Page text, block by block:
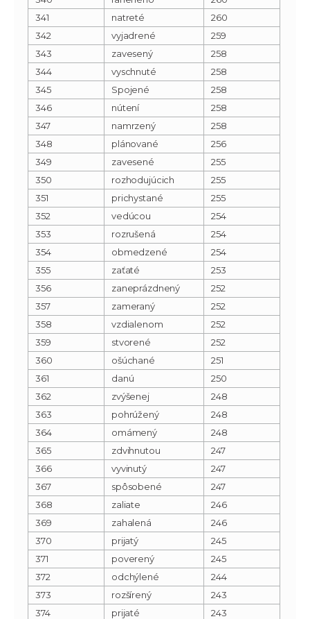
341
natreté
260
342
vyjadrené
259
343
zavesený
258
344
vyschnuté
258
345
Spojené
258
346
nútení
258
347
namrzený
258
348
plánované
256
349
zavesené
255
350
rozhodujúcich
255
351
prichystané
255
352
vedúcou
254
353
rozrušená
254
354
obmedzené
254
355
zaťaté
253
356
zaneprázdnený
252
357
zameraný
252
358
vzdialenom
252
359
stvorené
252
360
ošúchané
251
361
danú
250
362
zvýšenej
248
363
pohrúžený
248
364
omámený
248
365
zdvihnutou
247
366
vyvinutý
247
367
spôsobené
247
368
zaliate
246
369
zahalená
246
370
prijatý
245
371
poverený
245
372
odchýlené
244
373
rozšírený
243
374
prijaté
243